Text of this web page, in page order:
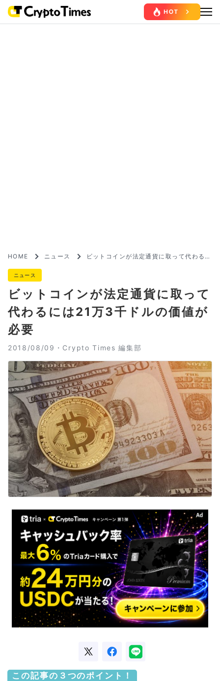
HOME ニュース
ビットコインが法定通貨に取って代わるに
ニュース
ビットコインが法定通貨に取って
代わるには21万3千ドルの価値が
必要
2018/08/09・ Crypto Times 編集部
この記事の３つのポイント！